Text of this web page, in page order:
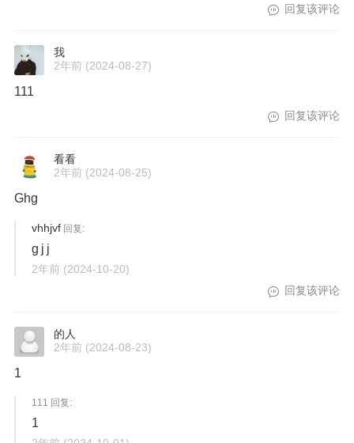
回复该评论
我
2年前 (2024-08-27)
111
回复该评论
看看
2年前 (2024-08-25)
Ghg
vhhjvf 回复:
g j j
2年前 (2024-10-20)
回复该评论
的人
2年前 (2024-08-23)
1
111 回复:
1